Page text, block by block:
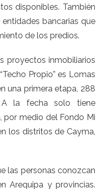
disponibles. También
bancarias que
de los predios.
proyectos inmobiliarios
Propio” es Lomas
una primera etapa, 288
A la fecha solo tiene
por medio del Fondo Mi
los distritos de Cayma,
las personas conozcan
Arequipa y provincias.